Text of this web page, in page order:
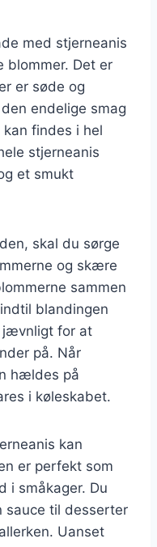
med stjerneanis
blommer. Det er
er søde og
endelige smag
findes i hel
stjerneanis
et smukt
skal du sørge
og skære
sammen
blandingen
jævnligt for at
på. Når
hældes på
i køleskabet.
kan
er perfekt som
i småkager. Du
sauce til desserter
Uanset